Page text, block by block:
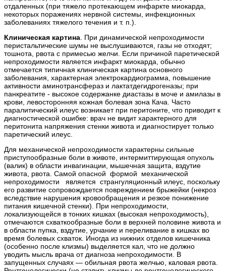
отдаленных (при тяжело протекающем инфаркте миокарда,
некоторых поражениях нервной системы, инфекционных
заболеваниях тяжелого течения и т. п.).
Клиническая картина. При динамической непроходимости
перистальтические шумы не выслушиваются, газы не отходят;
тошнота, рвота с примесью желчи. Если причиной паретической
непроходимости является инфаркт миокарда, обычно
отмечается типичная клиническая картина основного
заболевания, характерная электрокардиограмма, повышение
активности аминотрансфераз и лактатдегидрогеназы; при
панкреатите - высокое содержанке диастазы в моче и амилазы в
крови, левосторонняя кожная болевая зона Кача. Часто
паралитический илеус возникает при перитоните, что приводит к
диагностической ошибке: врач не видит характерного для
перитонита напряжения стенки живота и диагностирует только
паретический илеус.
Для механической непроходимости характерны сильные
приступообразные боли в животе, интермиттирующая опухоль
(валик) в области инвагинации, мышечная защита, вздутие
живота, рвота. Самой опасной формой механической
непроходимости является странгуляционный илеус, поскольку
его развитие сопровождается повреждением брыжейки (некроз
вследствие нарушения кровообращения и резкое понижение
питания кишечной стенки). При непроходимости,
локализующейся в тонких кишках (высокая непроходимость),
отмечаются схваткообразные боли в верхней половине живота и
в области пупка, вздутие, урчание и переливание в кишках во
время болевых схваток. Иногда из нижних отделов кишечника
(особенно после клизмы) выделяется кал, что не должно
уводить мысль врача от диагноза непроходимости. В
запущенных случаях — обильная рвота желчью, каловая рвота.